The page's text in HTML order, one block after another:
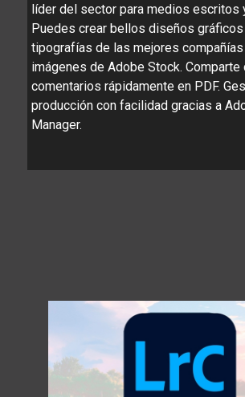
líder del sector para medios escritos
Puedes crear bellos diseños
tipografías de las mejores
imágenes de Adobe Stock. Comparte
comentarios rápidamente en PDF.
producción con facilidad gracias a
Manager.